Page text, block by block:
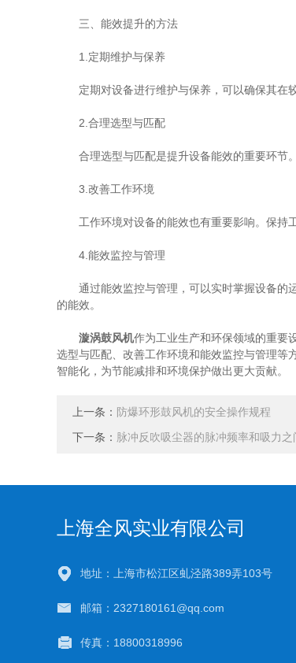
三、能效提升的方法
1.定期维护与保养
定期对设备进行维护与保养，可以确保其在较
2.合理选型与匹配
合理选型与匹配是提升设备能效的重要环节。
3.改善工作环境
工作环境对设备的能效也有重要影响。保持工
4.能效监控与管理
通过能效监控与管理，可以实时掌握设备的运
的能效。
漩涡鼓风机作为工业生产和环保领域的重要
选型与匹配、改善工作环境和能效监控与管理等
智能化，为节能减排和环境保护做出更大贡献。
上一条： 防爆环形鼓风机的安全操作规程
下一条： 脉冲反吹吸尘器的脉冲频率和吸力之
上海全风实业有限公司
地址：上海市松江区虬泾路389弄103号
邮箱：2327180161@qq.com
传真：18800318996